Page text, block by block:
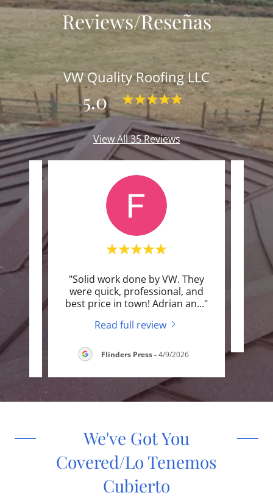
Reviews/Reseñas
VW Quality Roofing LLC
5.0
View All 35 Reviews
"Solid work done by VW. They
were quick, professional, and
best price in town! Adrian an..."
Read full review
Flinders Press-4/9/2026
We've Got You
Covered/Lo Tenemos
Cubierto